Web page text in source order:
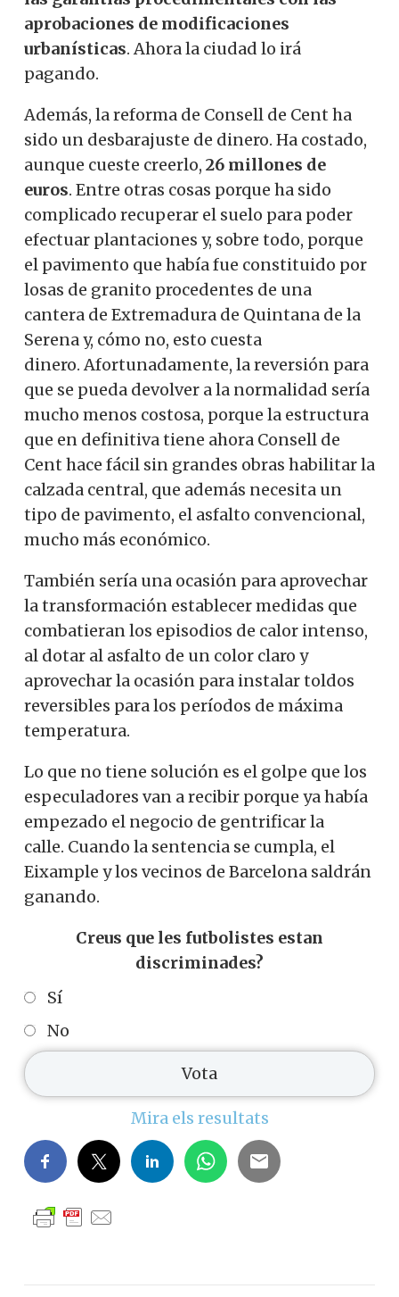
aprobaciones de modificaciones
urbanísticas. Ahora la ciudad lo irá
pagando.
Además, la reforma de Consell de Cent ha
sido un desbarajuste de dinero. Ha costado,
aunque cueste creerlo, 26 millones de
euros. Entre otras cosas porque ha sido
complicado recuperar el suelo para poder
efectuar plantaciones y, sobre todo, porque
el pavimento que había fue constituido por
losas de granito procedentes de una
cantera de Extremadura de Quintana de la
Serena y, cómo no, esto cuesta
dinero. Afortunadamente, la reversión para
que se pueda devolver a la normalidad sería
mucho menos costosa, porque la estructura
que en definitiva tiene ahora Consell de
Cent hace fácil sin grandes obras habilitar la
calzada central, que además necesita un
tipo de pavimento, el asfalto convencional,
mucho más económico.
También sería una ocasión para aprovechar
la transformación establecer medidas que
combatieran los episodios de calor intenso,
al dotar al asfalto de un color claro y
aprovechar la ocasión para instalar toldos
reversibles para los períodos de máxima
temperatura.
Lo que no tiene solución es el golpe que los
especuladores van a recibir porque ya había
empezado el negocio de gentrificar la
calle. Cuando la sentencia se cumpla, el
Eixample y los vecinos de Barcelona saldrán
ganando.
Creus que les futbolistes estan
discriminades?
Sí
No
Mira els resultats